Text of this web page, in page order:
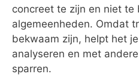
concreet te zijn en niet te
algemeenheden. Omdat
bekwaam zijn, helpt het
analyseren en met
sparren.